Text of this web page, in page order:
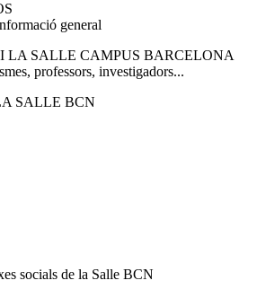
general
LA SALLE CAMPUS BARCELONA
professors, investigadors...
SALLE BCN
socials de la Salle BCN